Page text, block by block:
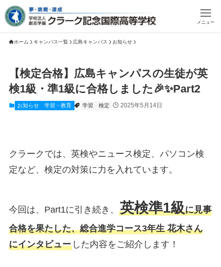
メニュー
ホーム キャンパス一覧 広島キャンパス お知らせ
【検定合格】広島キャンパスの生徒が英
検1級・準1級に合格しました🎉✨Part2
お知らせ 学習・教育 学習 検定 2025年5月14日
クラークでは、英検やニュース検定、パソコン検
定など、検定の対策に力を入れています。
今回は、Part1に引き続き、 英検準1級に見事
合格を果たした、総合進学コース3年生 花木さん
にインタビューした内容をご紹介します！